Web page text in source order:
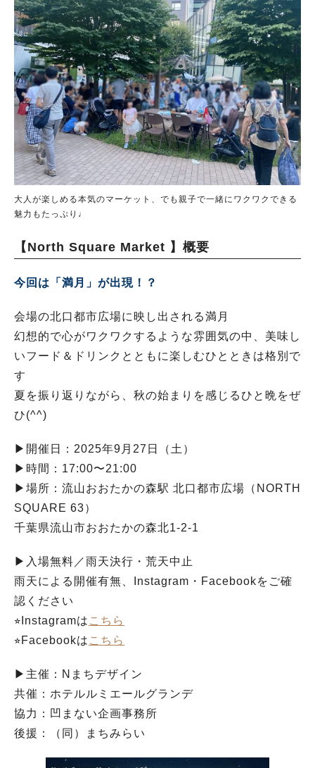
大人が楽しめる本気のマーケット、でも親子で一緒にワクワクできる
魅力もたっぷり♩
【North Square Market 】概要
今回は「満月」が出現！？
会場の北口都市広場に映し出される満月
幻想的で心がワクワクするような雰囲気の中、美味し
いフード＆ドリンクとともに楽しむひとときは格別で
す
夏を振り返りながら、秋の始まりを感じるひと晩をぜ
ひ(^^)
▶︎開催日：2025年9月27日（土）
▶︎時間：17:00〜21:00
▶︎場所：流山おおたかの森駅 北口都市広場（NORTH
SQUARE 63）
千葉県流山市おおたかの森北1-2-1
▶︎入場無料／雨天決行・荒天中止
雨天による開催有無、Instagram・Facebookをご確
認ください
⭐︎Instagramは こちら
⭐︎Facebookは こちら
▶︎主催：Nまちデザイン
共催：ホテルルミエールグランデ
協力：凹まない企画事務所
後援：（同）まちみらい